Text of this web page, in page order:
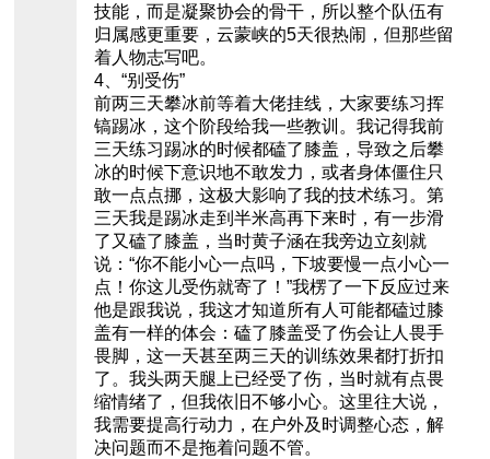
技能，而是凝聚协会的骨干，所以整个队伍有
归属感更重要，云蒙峡的5天很热闹，但那些留
着人物志写吧。
4、“别受伤”
前两三天攀冰前等着大佬挂线，大家要练习挥
镐踢冰，这个阶段给我一些教训。我记得我前
三天练习踢冰的时候都磕了膝盖，导致之后攀
冰的时候下意识地不敢发力，或者身体僵住只
敢一点点挪，这极大影响了我的技术练习。第
三天我是踢冰走到半米高再下来时，有一步滑
了又磕了膝盖，当时黄子涵在我旁边立刻就
说：“你不能小心一点吗，下坡要慢一点小心一
点！你这儿受伤就寄了！”我楞了一下反应过来
他是跟我说，我这才知道所有人可能都磕过膝
盖有一样的体会：磕了膝盖受了伤会让人畏手
畏脚，这一天甚至两三天的训练效果都打折扣
了。我头两天腿上已经受了伤，当时就有点畏
缩情绪了，但我依旧不够小心。这里往大说，
我需要提高行动力，在户外及时调整心态，解
决问题而不是拖着问题不管。